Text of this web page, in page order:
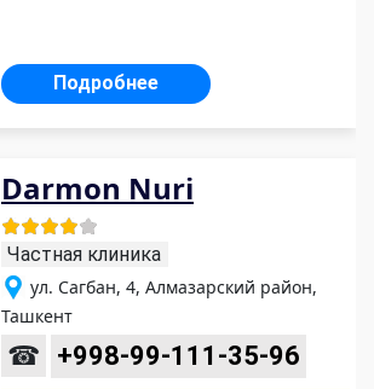
Подробнее
Darmon Nuri
Частная клиника
ул. Сагбан, 4, Алмазарский район,
Ташкент
☎ +998-99-111-35-96